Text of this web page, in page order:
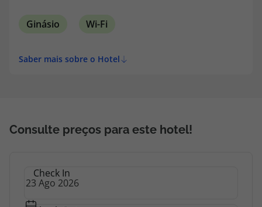
Ginásio Wi-Fi
Saber mais sobre o Hotel
Consulte preços para este hotel!
Check In